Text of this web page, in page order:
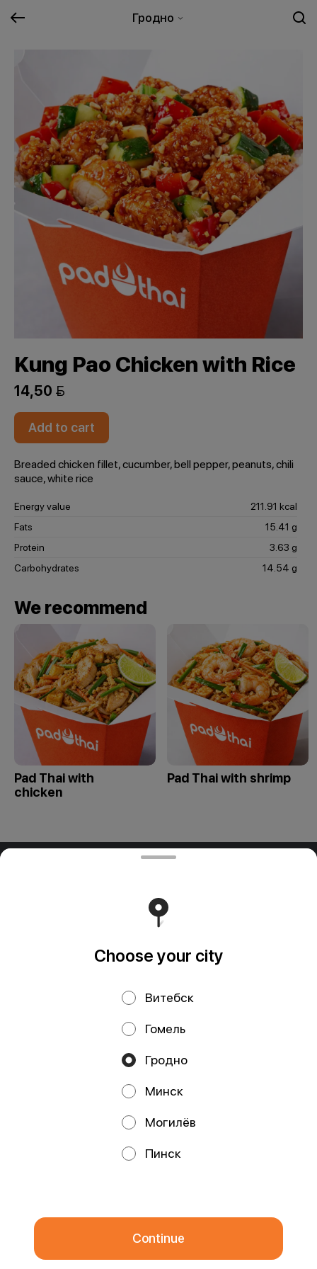
Гродно
processing of your browser's cookies and the use of analytical
services in accordance with
Kung Pao Chicken with Rice
14,50 
Add to cart
Breaded chicken fillet, cucumber, bell pepper, peanuts, chili
sauce, white rice
Energy value
211.91 kcal
Fats
15.41 g
Protein
3.63 g
Carbohydrates
14.54 g
We recommend
Pad Thai with
chicken
Pad Thai with shrimp
ООО "ПАДТАЙ-ГРУПП"
Свидетельство выдано Минским горисполкомом
03.12.2020 г. Интернет-магазин зарегистрирован в
Торговом реестре Республики Беларусь 18.01.2021г.
Файлы cookie
Choose your city
Витебск
Гомель
Гродно
Минск
Могилёв
Пинск